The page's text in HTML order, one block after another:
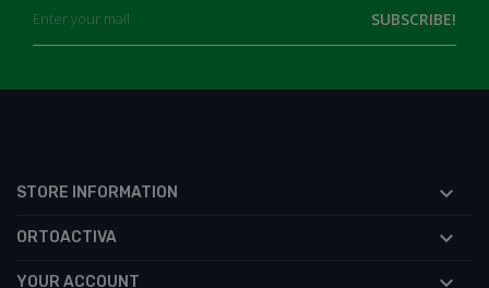
STORE INFORMATION 
ORTOACTIVA 
YOUR ACCOUNT